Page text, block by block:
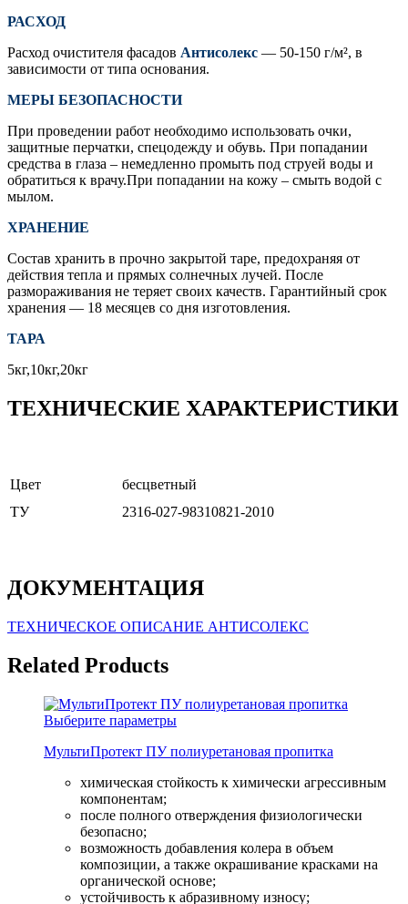
РАСХОД
Расход очистителя фасадов Антисолекс — 50-150 г/м², в
зависимости от типа основания.
МЕРЫ БЕЗОПАСНОСТИ
При проведении работ необходимо использовать очки,
защитные перчатки, спецодежду и обувь. При попадании
средства в глаза – немедленно промыть под струей воды и
обратиться к врачу.При попадании на кожу – смыть водой с
мылом.
ХРАНЕНИЕ
Состав хранить в прочно закрытой таре, предохраняя от
действия тепла и прямых солнечных лучей. После
размораживания не теряет своих качеств. Гарантийный срок
хранения — 18 месяцев со дня изготовления.
ТАРА
5кг,10кг,20кг
ТЕХНИЧЕСКИЕ ХАРАКТЕРИСТИКИ
Цвет
бесцветный
ТУ
2316-027-98310821-2010
ДОКУМЕНТАЦИЯ
ТЕХНИЧЕСКОЕ ОПИСАНИЕ АНТИСОЛЕКС
Related Products
Выберите параметры
МультиПротект ПУ полиуретановая пропитка
химическая стойкость к химически агрессивным
компонентам;
после полного отверждения физиологически
безопасно;
возможность добавления колера в объем
композиции, а также окрашивание красками на
органической основе;
устойчивость к абразивному износу;